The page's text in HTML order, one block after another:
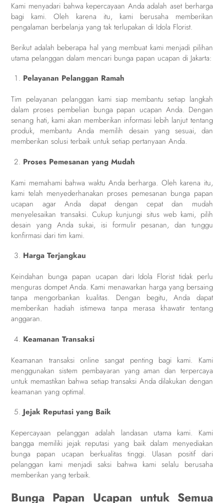
Kami menyadari bahwa kepercayaan Anda adalah aset berharga
bagi kami. Oleh karena itu, kami berusaha memberikan
pengalaman berbelanja yang tak terlupakan di Idola Florist.
Berikut adalah beberapa hal yang membuat kami menjadi pilihan
utama pelanggan dalam mencari bunga papan ucapan di Jakarta:
Pelayanan Pelanggan Ramah
Tim pelayanan pelanggan kami siap membantu setiap langkah
dalam proses pembelian bunga papan ucapan Anda. Dengan
senang hati, kami akan memberikan informasi lebih lanjut tentang
produk, membantu Anda memilih desain yang sesuai, dan
memberikan solusi terbaik untuk setiap pertanyaan Anda.
Proses Pemesanan yang Mudah
Kami memahami bahwa waktu Anda berharga. Oleh karena itu,
kami telah menyederhanakan proses pemesanan bunga papan
ucapan agar Anda dapat dengan cepat dan mudah
menyelesaikan transaksi. Cukup kunjungi situs web kami, pilih
desain yang Anda sukai, isi formulir pesanan, dan tunggu
konfirmasi dari tim kami.
Harga Terjangkau
Keindahan bunga papan ucapan dari Idola Florist tidak perlu
menguras dompet Anda. Kami menawarkan harga yang bersaing
tanpa mengorbankan kualitas. Dengan begitu, Anda dapat
memberikan hadiah istimewa tanpa merasa khawatir tentang
anggaran.
Keamanan Transaksi
Keamanan transaksi online sangat penting bagi kami. Kami
menggunakan sistem pembayaran yang aman dan terpercaya
untuk memastikan bahwa setiap transaksi Anda dilakukan dengan
keamanan yang optimal.
Jejak Reputasi yang Baik
Kepercayaan pelanggan adalah landasan utama kami. Kami
bangga memiliki jejak reputasi yang baik dalam menyediakan
bunga papan ucapan berkualitas tinggi. Ulasan positif dari
pelanggan kami menjadi saksi bahwa kami selalu berusaha
memberikan yang terbaik.
Bunga Papan Ucapan untuk Semua